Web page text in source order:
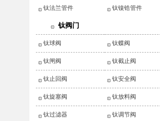
钛法兰管件 钛镍锆管件
钛阀门
钛球阀 钛蝶阀
钛闸阀 钛截止阀
钛止回阀 钛安全阀
钛旋塞阀 钛放料阀
钛过滤器 钛调节阀